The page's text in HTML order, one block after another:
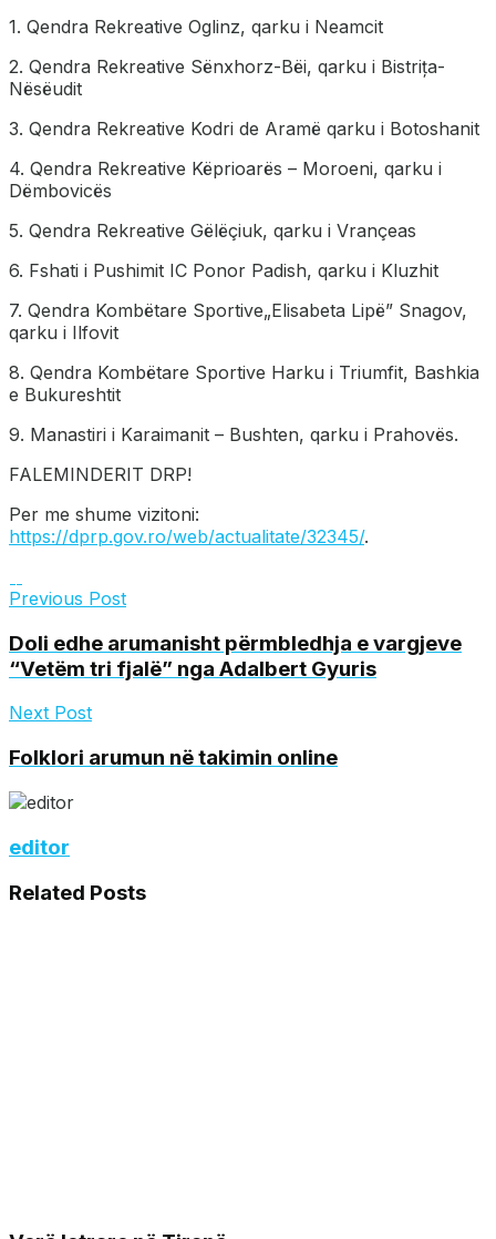
1. Qendra Rekreative Oglinz, qarku i Neamcit
2. Qendra Rekreative Sënxhorz-Bëi, qarku i Bistrița-
Nësëudit
3. Qendra Rekreative Kodri de Aramë qarku i Botoshanit
4. Qendra Rekreative Këprioarës – Moroeni, qarku i
Dëmbovicës
5. Qendra Rekreative Gëlëçiuk, qarku i Vrançeas
6. Fshati i Pushimit IC Ponor Padish, qarku i Kluzhit
7. Qendra Kombëtare Sportive„Elisabeta Lipë” Snagov,
qarku i Ilfovit
8. Qendra Kombëtare Sportive Harku i Triumfit, Bashkia
e Bukureshtit
9. Manastiri i Karaimanit – Bushten, qarku i Prahovës.
FALEMINDERIT DRP!
Per me shume vizitoni:
https://dprp.gov.ro/web/actualitate/32345/.
Previous Post
Doli edhe arumanisht përmbledhja e vargjeve
“Vetëm tri fjalë” nga Adalbert Gyuris
Next Post
Folklori arumun në takimin online
editor
Related Posts